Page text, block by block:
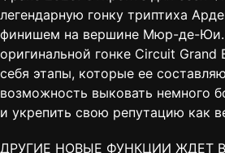
легендарную гонку триптиха
финишем на вершине Мюр-де-Юи.
оригинальной гонке Circuit Grand
себя этапы, которые ее
возможность выковать немного
и укрепить свою репутацию как
ДРУГИЕ НОВЫЕ ФУНКЦИИ ЖДЕТ